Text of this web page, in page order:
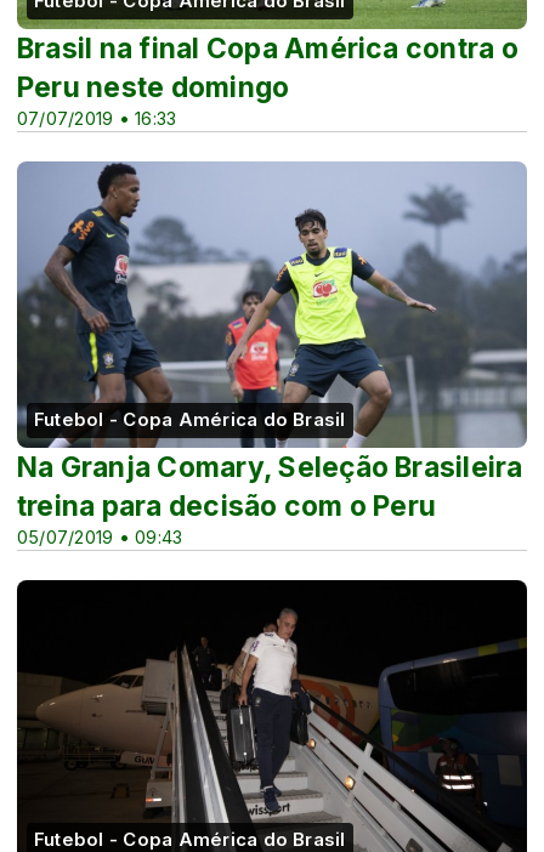
07/07/2019 • 16:33
Brasil na final Copa América contra o
Peru neste domingo
Futebol - Copa América do Brasil
05/07/2019 • 09:43
Na Granja Comary, Seleção Brasileira
treina para decisão com o Peru
Futebol - Copa América do Brasil